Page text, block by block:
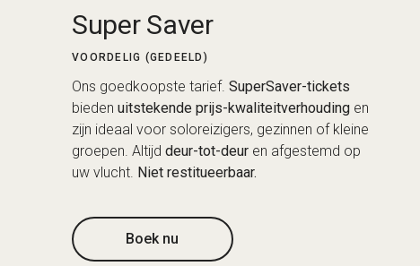
Super Saver
VOORDELIG (GEDEELD)
Ons goedkoopste tarief. SuperSaver-tickets
bieden uitstekende prijs-kwaliteitverhouding en
zijn ideaal voor soloreizigers, gezinnen of kleine
groepen. Altijd deur-tot-deur en afgestemd op
uw vlucht. Niet restitueerbaar.
Boek nu